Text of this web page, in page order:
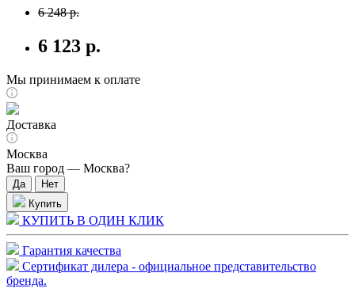
6 248 р.
6 123 р.
Мы принимаем к оплате
Доставка
Москва
Ваш город — Москва?
Купить
КУПИТЬ В ОДИН КЛИК
Гарантия качества
Сертификат дилера - официальное представительство
бренда.